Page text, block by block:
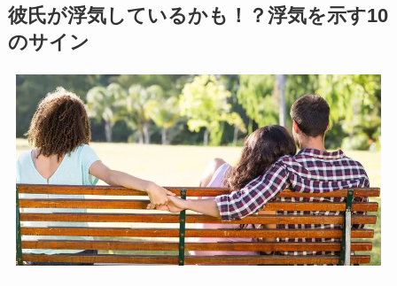
彼氏が浮気しているかも！？浮気を示す10
のサイン